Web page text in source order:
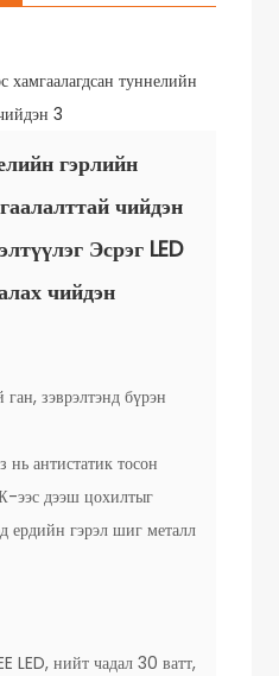
гэрлийн
чийдэн
Эсрэг LED
чийдэн
ган, зэврэлтэнд бүрэн
антистатик тосон
ээс дээш цохилтыг
ердийн гэрэл шиг металл
LED, нийт чадал 30 ватт,